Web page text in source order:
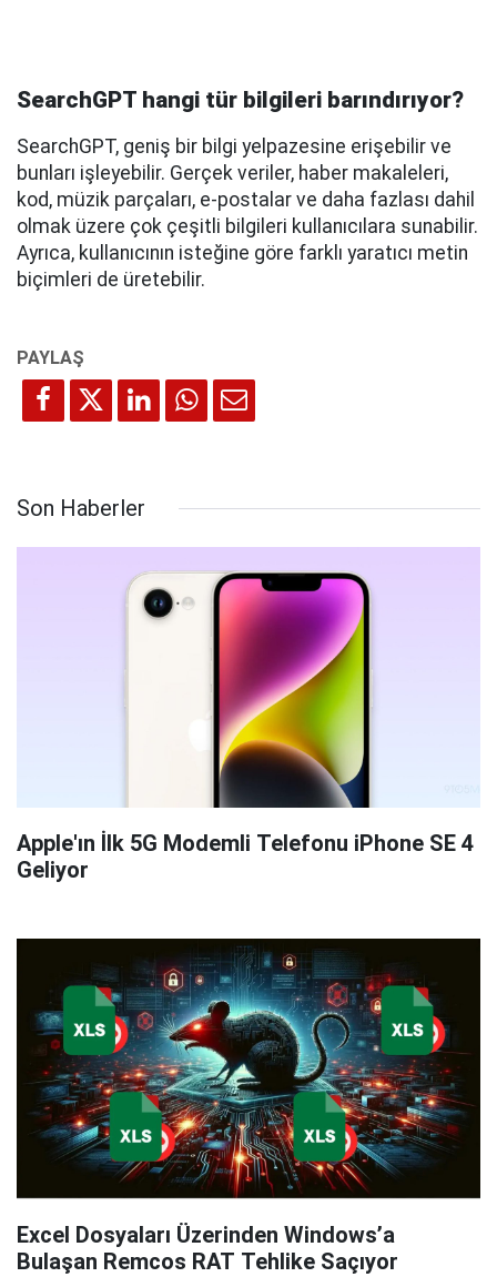
SearchGPT hangi tür bilgileri barındırıyor?
SearchGPT, geniş bir bilgi yelpazesine erişebilir ve
bunları işleyebilir. Gerçek veriler, haber makaleleri,
kod, müzik parçaları, e-postalar ve daha fazlası dahil
olmak üzere çok çeşitli bilgileri kullanıcılara sunabilir.
Ayrıca, kullanıcının isteğine göre farklı yaratıcı metin
biçimleri de üretebilir.
Son Haberler
Apple'ın İlk 5G Modemli Telefonu iPhone SE 4
Geliyor
Excel Dosyaları Üzerinden Windows’a
Bulaşan Remcos RAT Tehlike Saçıyor